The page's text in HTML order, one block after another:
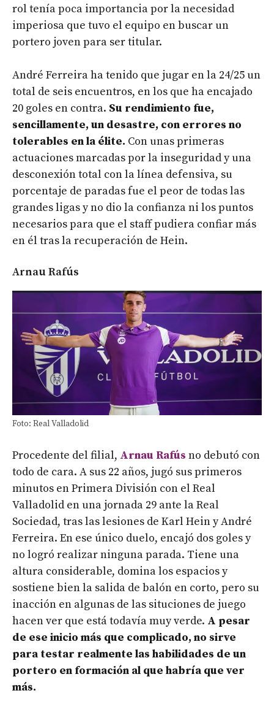
rol tenía poca importancia por la necesidad
imperiosa que tuvo el equipo en buscar un
portero joven para ser titular.
André Ferreira ha tenido que jugar en la 24/25 un
total de seis encuentros, en los que ha encajado
20 goles en contra. Su rendimiento fue,
sencillamente, un desastre, con errores no
tolerables en la élite. Con unas primeras
actuaciones marcadas por la inseguridad y una
desconexión total con la línea defensiva, su
porcentaje de paradas fue el peor de todas las
grandes ligas y no dio la confianza ni los puntos
necesarios para que el staff pudiera confiar más
en él tras la recuperación de Hein.
Arnau Rafús
Foto: Real Valladolid
Procedente del filial, Arnau Rafús no debutó con
todo de cara. A sus 22 años, jugó sus primeros
minutos en Primera División con el Real
Valladolid en una jornada 29 ante la Real
Sociedad, tras las lesiones de Karl Hein y André
Ferreira. En ese único duelo, encajó dos goles y
no logró realizar ninguna parada. Tiene una
altura considerable, domina los espacios y
sostiene bien la salida de balón en corto, pero su
inacción en algunas de las situciones de juego
hacen ver que está todavía muy verde. A pesar
de ese inicio más que complicado, no sirve
para testar realmente las habilidades de un
portero en formación al que habría que ver
más.